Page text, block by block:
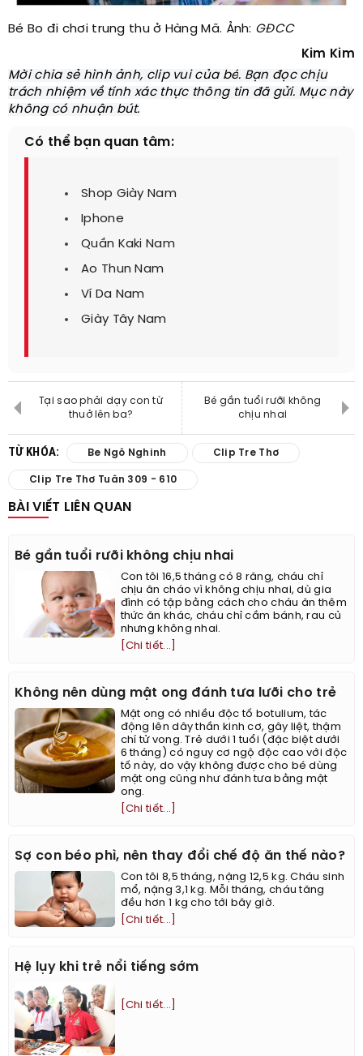
Bé Bo đi chơi trung thu ở Hàng Mã. Ảnh: GĐCC
Kim Kim
Mời chia sẻ hình ảnh, clip vui của bé. Bạn đọc chịu
trách nhiệm về tính xác thực thông tin đã gửi. Mục này
không có nhuận bút.
Có thể bạn quan tâm:
Shop Giày Nam
Iphone
Quần Kaki Nam
Ao Thun Nam
Ví Da Nam
Giày Tây Nam
Tại sao phải dạy con từ
thuở lên ba?
Bé gần tuổi rưỡi không
chịu nhai
TỪ KHÓA: Be Ngô Nghinh Clip Tre Thơ
Clip Tre Thơ Tuân 309 - 610
BÀI VIẾT LIÊN QUAN
Bé gần tuổi rưỡi không chịu nhai
Con tôi 16,5 tháng có 8 răng, cháu chỉ
chịu ăn cháo vì không chịu nhai, dù gia
đình có tập bằng cách cho cháu ăn thêm
thức ăn khác, cháu chỉ cầm bánh, rau củ
nhưng không nhai.
[Chi tiết...]
Không nên dùng mật ong đánh tưa lưỡi cho trẻ
Mật ong có nhiều độc tố botulium, tác
động lên dây thần kinh cơ, gây liệt, thậm
chí tử vong. Trẻ dưới 1 tuổi (đặc biệt dưới
6 tháng) có nguy cơ ngộ độc cao với độc
tố này, do vậy không được cho bé dùng
mật ong cũng như đánh tưa bằng mật
ong.
[Chi tiết...]
Sợ con béo phì, nên thay đổi chế độ ăn thế nào?
Con tôi 8,5 tháng, nặng 12,5 kg. Cháu sinh
mổ, nặng 3,1 kg. Mỗi tháng, cháu tăng
đều hơn 1 kg cho tới bây giờ.
[Chi tiết...]
Hệ lụy khi trẻ nổi tiếng sớm
[Chi tiết...]